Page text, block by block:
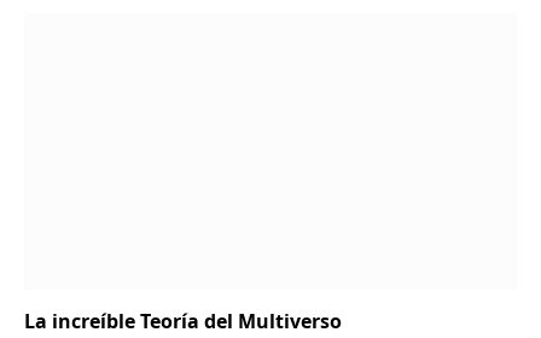
La increíble Teoría del Multiverso